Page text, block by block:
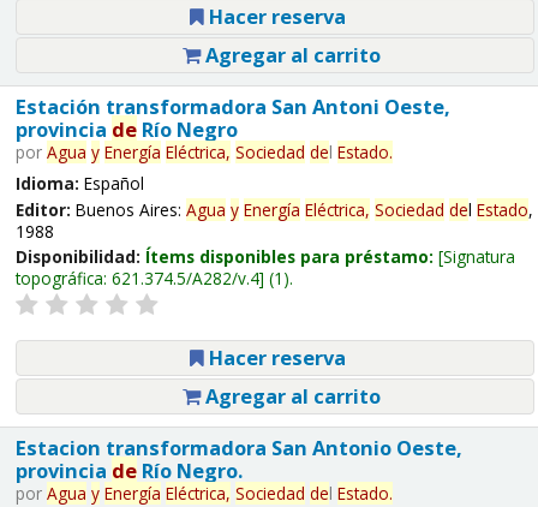
Hacer reserva
Agregar al carrito
Estación transformadora San Antoni Oeste,
provincia deRío Negro
por Agua y Energía Eléctrica, Sociedad del Estado.
Idioma: Español
Editor: Buenos Aires: Agua y Energía Eléctrica, Sociedad del Estado,
1988
Disponibilidad: Ítems disponibles para préstamo: Signatura
topográfica: 621.374.5/A282/v.4 (1).
Hacer reserva
Agregar al carrito
Estacion transformadora San Antonio Oeste,
provincia deRío Negro.
por Agua y Energía Eléctrica, Sociedad del Estado.